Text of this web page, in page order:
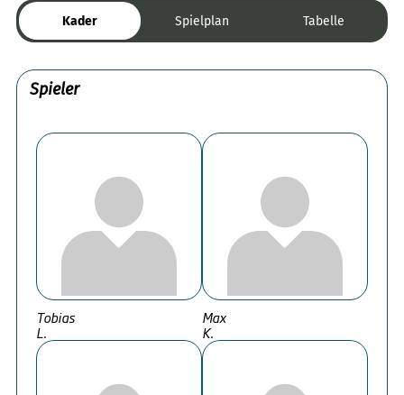
Kader Spielplan Tabelle
Spieler
Tobias
L.
Max
K.